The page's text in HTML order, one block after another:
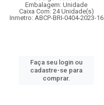
Embalagem: Unidade
Caixa Com: 24 Unidade(s)
Inmetro: ABCP-BRI-0404-2023-16
Faça seu login ou
cadastre-se para
comprar.